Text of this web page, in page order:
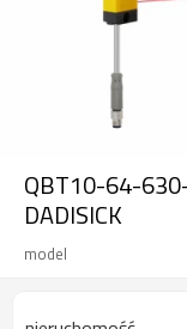
QBT10-64-
DADISICK
model